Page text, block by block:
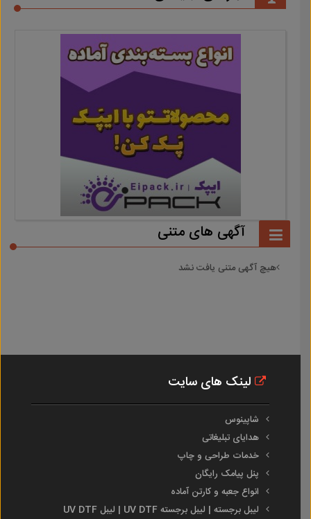
آگهی های متنی
هیچ آگهی متنی یافت نشد
لینک های سایت
شاپینوس
هدایای تبلیغاتی
خدمات طراحی و چاپ
پنل پیامک رایگان
انواع جعبه و کارتن آماده
لیبل برجسته | لیبل برجسته UV DTF | لیبل UV DTF